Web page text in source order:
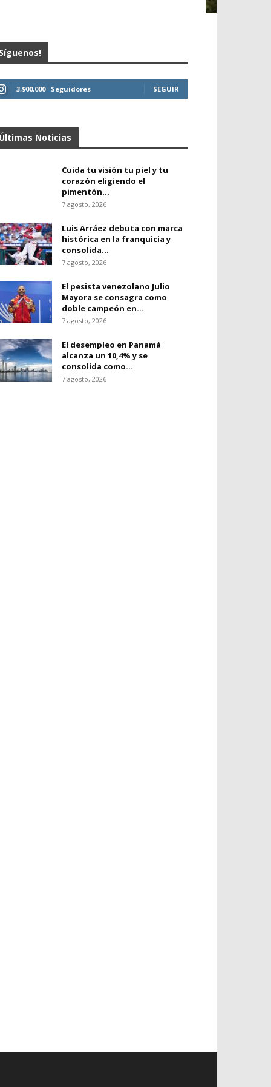
3,900,000 Seguidores SEGUIR
Noticias
Cuida tu visión tu piel y tu
corazón eligiendo el
pimentón...
7 agosto, 2026
Luis Arráez debuta con marca
histórica en la franquicia y
consolida...
7 agosto, 2026
El pesista venezolano Julio
Mayora se consagra como
doble campeón en...
7 agosto, 2026
El desempleo en Panamá
alcanza un 10,4% y se
consolida como...
7 agosto, 2026